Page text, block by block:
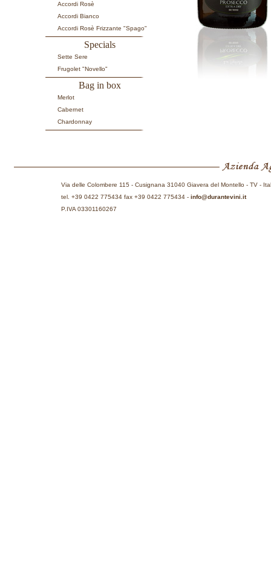
Accordi Rosè
Accordi Bianco
Accordi Rosè Frizzante "Spago"
Specials
Sette Sere
Frugolet "Novello"
Bag in box
Merlot
Cabernet
Chardonnay
Via delle Colombere 115 - Cusignana 31040 Giavera del Montello - TV -
tel. +39 0422 775434 fax +39 0422 775434 - info@durantevini.it
P.IVA 03301160267